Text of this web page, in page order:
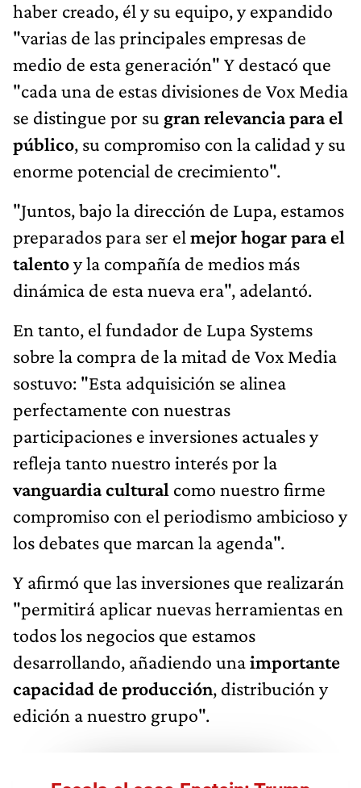
haber creado, él y su equipo, y expandido
"varias de las principales empresas de
medio de esta generación" Y destacó que
"cada una de estas divisiones de Vox Media
se distingue por su gran relevancia para el
público, su compromiso con la calidad y su
enorme potencial de crecimiento".
"Juntos, bajo la dirección de Lupa, estamos
preparados para ser el mejor hogar para el
talentoy la compañía de medios más
dinámica de esta nueva era", adelantó.
En tanto, el fundador de Lupa Systems
sobre la compra de la mitad de Vox Media
sostuvo: "Esta adquisición se alinea
perfectamente con nuestras
participaciones e inversiones actuales y
refleja tanto nuestro interés por la
vanguardia cultural como nuestro firme
compromiso con el periodismo ambicioso y
los debates que marcan la agenda".
Y afirmó que las inversiones que realizarán
"permitirá aplicar nuevas herramientas en
todos los negocios que estamos
desarrollando, añadiendo unaimportante
capacidad de producción, distribución y
edición a nuestro grupo".